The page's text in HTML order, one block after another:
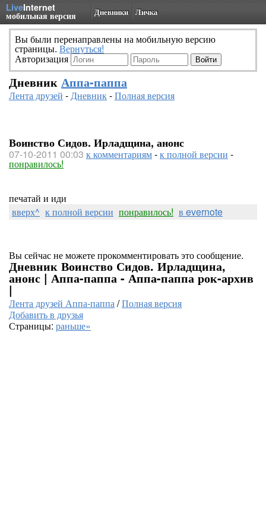
LiveInternet
мобильная версия Дневники Личка
Вы были перенаправлены на мобильную версию
страницы. Вернуться!
Авторизация
Дневник Аппа-паппа
Лента друзей -Дневник-Полная версия
Воинство Сидов. Ирладщина, анонс
07-10-2011 00:03 к комментариям-к полной версии -
понравилось!
печатай и иди
вверх^ к полной версии понравилось! в evernote
Вы сейчас не можете прокомментировать это сообщение.
Дневник Воинство Сидов. Ирладщина,
анонс | Аппа-паппа - Аппа-паппа рок-архив
|
Лента друзей Аппа-паппа/Полная версия
Добавить в друзья
Страницы: раньше»